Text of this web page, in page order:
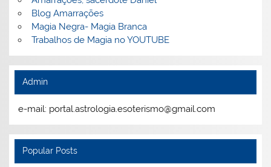
Blog Amarrações
Magia Negra- Magia Branca
Trabalhos de Magia no YOUTUBE
Admin
e-mail: portal.astrologia.esoterismo@gmail.com
Popular Posts